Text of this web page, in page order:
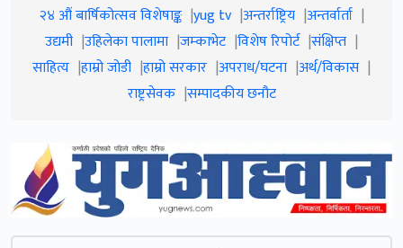
२४ औं बार्षिकोत्सव विशेषाङ्क yug tv अन्तर्राष्ट्रिय अन्तर्वार्ता
उद्यमी उहिलेका पालामा जम्काभेट विशेष रिपोर्ट संक्षिप्त
साहित्य हाम्रो जाेडी हाम्रो सरकार अपराध/घटना अर्थ/विकास
राष्ट्रसेवक सम्पादकीय छनौट